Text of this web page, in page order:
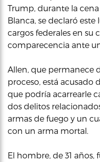
Trump, durante la cena
Blanca, se declaró
cargos federales en su
comparecencia ante
Allen, que permanece
proceso, está
que podría acarrearle
dos delitos
armas de fuego y un
con un arma mortal.
El hombre, de 31